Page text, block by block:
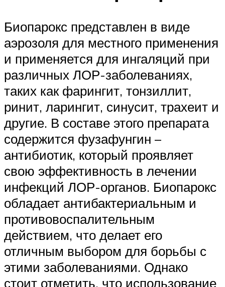
Биопарокс представлен в виде
аэрозоля для местного применения
и применяется для ингаляций при
различных ЛОР-заболеваниях,
таких как фарингит, тонзиллит,
ринит, ларингит, синусит, трахеит и
другие. В составе этого препарата
содержится фузафунгин –
антибиотик, который проявляет
свою эффективность в лечении
инфекций ЛОР-органов. Биопарокс
обладает антибактериальным и
противовоспалительным
действием, что делает его
отличным выбором для борьбы с
этими заболеваниями. Однако
стоит отметить, что использование